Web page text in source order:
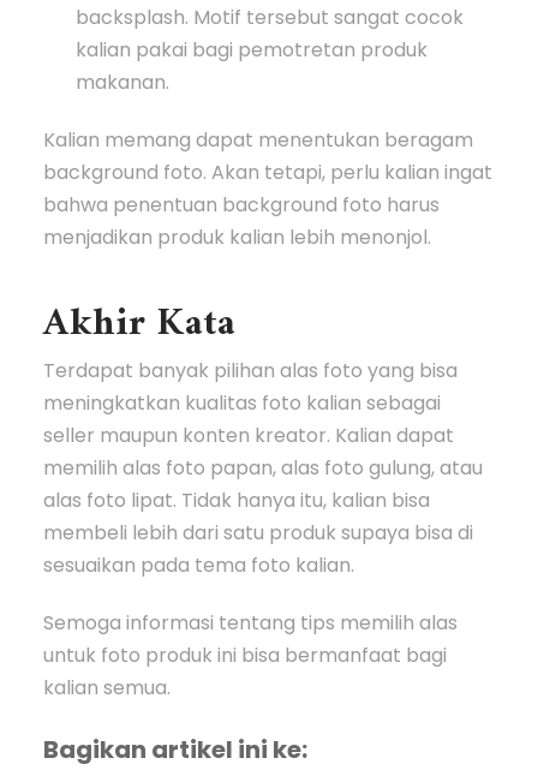
backsplash. Motif tersebut sangat cocok
kalian pakai bagi pemotretan produk
makanan.
Kalian memang dapat menentukan beragam
background foto. Akan tetapi, perlu kalian ingat
bahwa penentuan background foto harus
menjadikan produk kalian lebih menonjol.
Akhir Kata
Terdapat banyak pilihan alas foto yang bisa
meningkatkan kualitas foto kalian sebagai
seller maupun konten kreator. Kalian dapat
memilih alas foto papan, alas foto gulung, atau
alas foto lipat. Tidak hanya itu, kalian bisa
membeli lebih dari satu produk supaya bisa di
sesuaikan pada tema foto kalian.
Semoga informasi tentang tips memilih alas
untuk foto produk ini bisa bermanfaat bagi
kalian semua.
Bagikan artikel ini ke: